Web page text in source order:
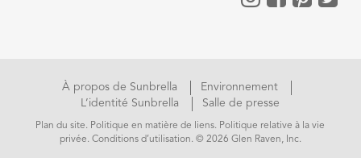
À propos de Sunbrella
Environnement
L’identité Sunbrella
Salle de presse
Plan du site. Politique en matière de liens. Politique relative à la vie
privée. Conditions d’utilisation. © 2026 Glen Raven, Inc.